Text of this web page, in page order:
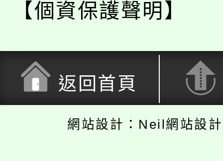
【個資保護聲明】
返回首頁
網站設計：Neil網站設